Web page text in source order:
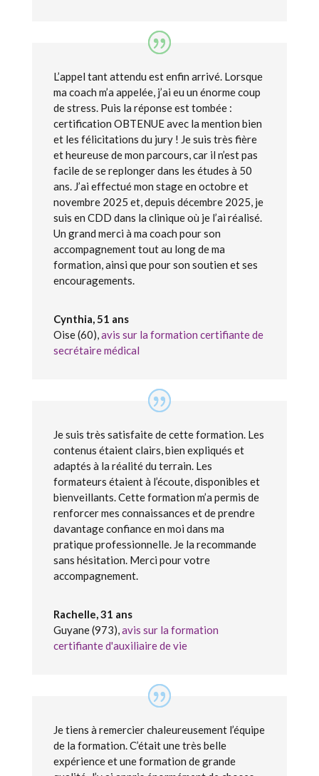
L’appel tant attendu est enfin arrivé. Lorsque
ma coach m’a appelée, j’ai eu un énorme coup
de stress. Puis la réponse est tombée :
certification OBTENUE avec la mention bien
et les félicitations du jury ! Je suis très fière
et heureuse de mon parcours, car il n’est pas
facile de se replonger dans les études à 50
ans. J’ai effectué mon stage en octobre et
novembre 2025 et, depuis décembre 2025, je
suis en CDD dans la clinique où je l’ai réalisé.
Un grand merci à ma coach pour son
accompagnement tout au long de ma
formation, ainsi que pour son soutien et ses
encouragements.
Cynthia, 51 ans
Oise (60),avis sur la formation certifiante de
secrétaire médical
Je suis très satisfaite de cette formation. Les
contenus étaient clairs, bien expliqués et
adaptés à la réalité du terrain. Les
formateurs étaient à l’écoute, disponibles et
bienveillants. Cette formation m’a permis de
renforcer mes connaissances et de prendre
davantage confiance en moi dans ma
pratique professionnelle. Je la recommande
sans hésitation. Merci pour votre
accompagnement.
Rachelle, 31 ans
Guyane (973),avis sur la formation
certifiante d'auxiliaire de vie
Je tiens à remercier chaleureusement l’équipe
de la formation. C’était une très belle
expérience et une formation de grande